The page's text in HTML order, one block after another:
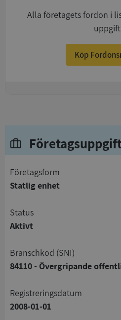
Alla företagets fordon i
Köp
företagsform
Statlig enhet
status
Aktivt
branschkod (SNI)
84110 - Övergripande
registreringsdatum
2008-01-01